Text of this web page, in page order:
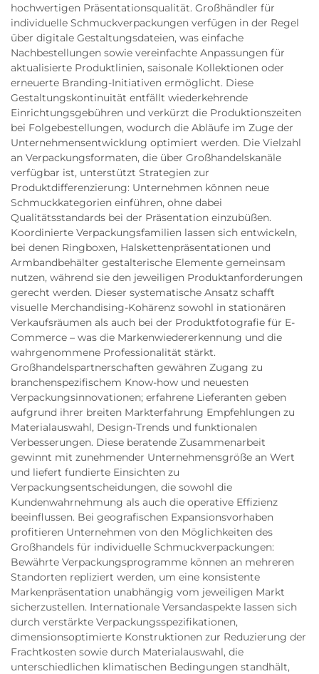
hochwertigen Präsentationsqualität. Großhändler für
individuelle Schmuckverpackungen verfügen in der Regel
über digitale Gestaltungsdateien, was einfache
Nachbestellungen sowie vereinfachte Anpassungen für
aktualisierte Produktlinien, saisonale Kollektionen oder
erneuerte Branding-Initiativen ermöglicht. Diese
Gestaltungskontinuität entfällt wiederkehrende
Einrichtungsgebühren und verkürzt die Produktionszeiten
bei Folgebestellungen, wodurch die Abläufe im Zuge der
Unternehmensentwicklung optimiert werden. Die Vielzahl
an Verpackungsformaten, die über Großhandelskanäle
verfügbar ist, unterstützt Strategien zur
Produktdifferenzierung: Unternehmen können neue
Schmuckkategorien einführen, ohne dabei
Qualitätsstandards bei der Präsentation einzubüßen.
Koordinierte Verpackungsfamilien lassen sich entwickeln,
bei denen Ringboxen, Halskettenpräsentationen und
Armbandbehälter gestalterische Elemente gemeinsam
nutzen, während sie den jeweiligen Produktanforderungen
gerecht werden. Dieser systematische Ansatz schafft
visuelle Merchandising-Kohärenz sowohl in stationären
Verkaufsräumen als auch bei der Produktfotografie für E-
Commerce – was die Markenwiedererkennung und die
wahrgenommene Professionalität stärkt.
Großhandelspartnerschaften gewähren Zugang zu
branchenspezifischem Know-how und neuesten
Verpackungsinnovationen; erfahrene Lieferanten geben
aufgrund ihrer breiten Markterfahrung Empfehlungen zu
Materialauswahl, Design-Trends und funktionalen
Verbesserungen. Diese beratende Zusammenarbeit
gewinnt mit zunehmender Unternehmensgröße an Wert
und liefert fundierte Einsichten zu
Verpackungsentscheidungen, die sowohl die
Kundenwahrnehmung als auch die operative Effizienz
beeinflussen. Bei geografischen Expansionsvorhaben
profitieren Unternehmen von den Möglichkeiten des
Großhandels für individuelle Schmuckverpackungen:
Bewährte Verpackungsprogramme können an mehreren
Standorten repliziert werden, um eine konsistente
Markenpräsentation unabhängig vom jeweiligen Markt
sicherzustellen. Internationale Versandaspekte lassen sich
durch verstärkte Verpackungsspezifikationen,
dimensionsoptimierte Konstruktionen zur Reduzierung der
Frachtkosten sowie durch Materialauswahl, die
unterschiedlichen klimatischen Bedingungen standhält,